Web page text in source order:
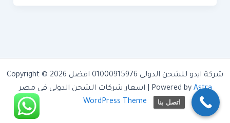
Copyright © 2026 شركة ايدو للشحن الدولي 01000915976 افضل
اسعار شركات الشحن الدولى فى مصر | Powered by Astra
WordPress Theme
اتصل بنا